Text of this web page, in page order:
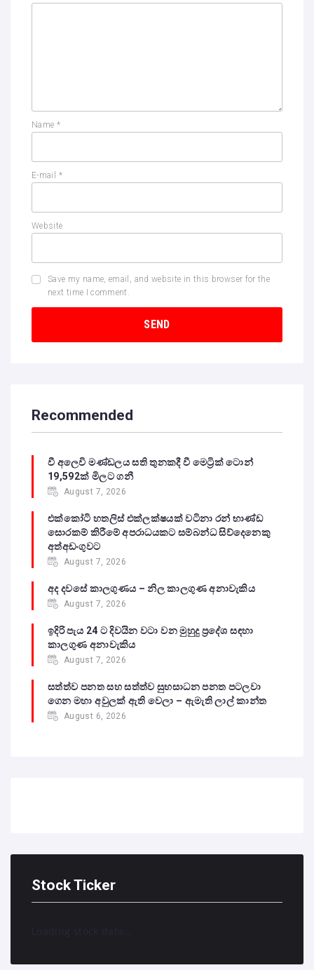
Name *
E-mail *
Website
Save my name, email, and website in this browser for the
next time I comment.
Recommended
වී අලෙවි මණ්ඩලය සති තුනකදී වී මෙට්‍රික් ටොන්
19,592ක් මිලට ගනී
August 7, 2026
එක්කෝටි හතලිස් එක්ලක්ෂයක් වටිනා රන් භාණ්ඩ
සොරකම් කිරීමේ අපරාධයකට සම්බන්ධ සිව්දෙනෙකු
අත්අඩංගුවට
August 7, 2026
අද දවසේ කාලගුණය – නිල කාලගුණ අනාවැකිය
August 7, 2026
ඉදිරි පැය 24 ට දිවයින වටා වන මුහුදු ප්‍රදේශ සඳහා
කාලගුණ අනාවැකිය
August 7, 2026
සත්ත්ව පනත සහ සත්ත්ව සුභසාධන පනත පටලවා
ගෙන මහා අවුලක් ඇති වෙලා – ඇමැති ලාල් කාන්ත
August 6, 2026
Stock Ticker
Loading stock data...